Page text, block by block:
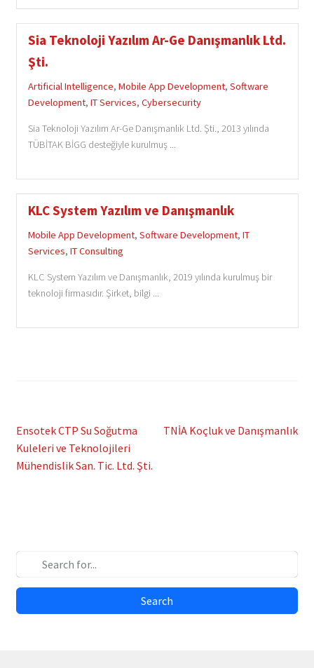
Sia Teknoloji Yazılım Ar-Ge Danışmanlık Ltd.
Şti.
Artificial Intelligence, Mobile App Development, Software
Development, IT Services, Cybersecurity
Sia Teknoloji Yazılım Ar-Ge Danışmanlık Ltd. Şti., 2013 yılında
TÜBİTAK BİGG desteğiyle kurulmuş ...
KLC System Yazılım ve Danışmanlık
Mobile App Development, Software Development, IT
Services, IT Consulting
KLC System Yazılım ve Danışmanlık, 2019 yılında kurulmuş bir
teknoloji firmasıdır. Şirket, bilgi ...
Post
navigation
Previous
post:
Ensotek CTP Su Soğutma
Kuleleri ve Teknolojileri
Mühendislik San. Tic. Ltd. Şti.
Next
TNİA Koçluk ve Danışmanlık
Search